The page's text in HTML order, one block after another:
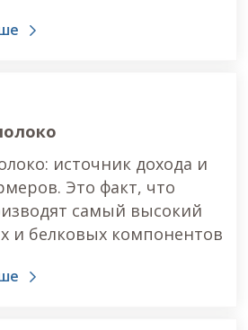
источник дохода и
Это факт, что
самый высокий
и белковых компонентов